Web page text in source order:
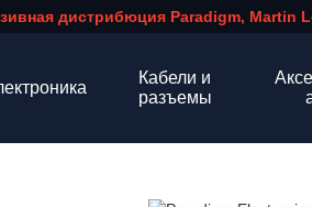
дистрибюция Paradigm, Martin
Кабели и
разъемы